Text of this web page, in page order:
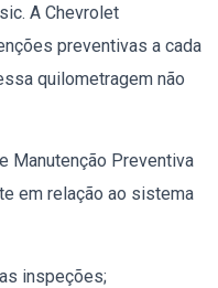
A Chevrolet
preventivas a cada
quilometragem não
Manutenção Preventiva
em relação ao sistema
inspeções;